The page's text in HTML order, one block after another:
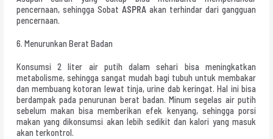
pencernaan, sehingga Sobat ASPRAakan terhindar dari gangguan
pencernaan.
6. Menurunkan Berat Badan
Konsumsi 2 liter air putih dalam sehari bisa meningkatkan
metabolisme, sehingga sangat mudah bagi tubuh untuk membakar
dan membuang kotoran lewat tinja, urine dab keringat. Hal ini bisa
berdampak pada penurunan berat badan. Minum segelas air putih
sebelum makan bisa memberikan efek kenyang, sehingga porsi
makan yang dikonsumsi akan lebih sedikit dan kalori yang masuk
akan terkontrol.